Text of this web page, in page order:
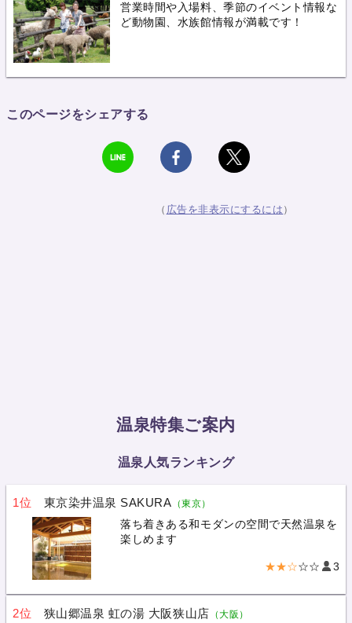
営業時間や入場料、季節のイベント情報な
ど動物園、水族館情報が満載です！
このページをシェアする
（ 広告を非表示にするには ）
温泉特集ご案内
温泉人気ランキング
1位 東京染井温泉 SAKURA （東京）
落ち着きある和モダンの空間で天然温泉を
楽しめます
★★☆☆☆ 3
2位 狭山郷温泉 虹の湯 大阪狭山店 （大阪）